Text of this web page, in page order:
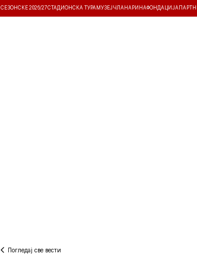
СЕЗОНСКЕ 2026/27СТАДИОНСКА ТУРА МУЗЕЈ ЧЛАНАРИНАФОНДАЦИЈА
Погледај све вести